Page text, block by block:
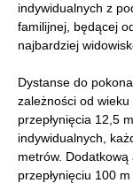
indywidualnych z
familijnej, będącej
najbardziej
Dystanse do
zależności od wieku
przepłynięcia 12,5
indywidualnych,
metrów.
przepłynięciu 100